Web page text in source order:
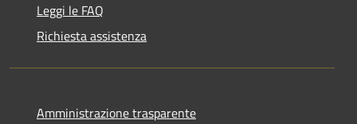
Leggi le FAQ
Richiesta assistenza
Amministrazione trasparente